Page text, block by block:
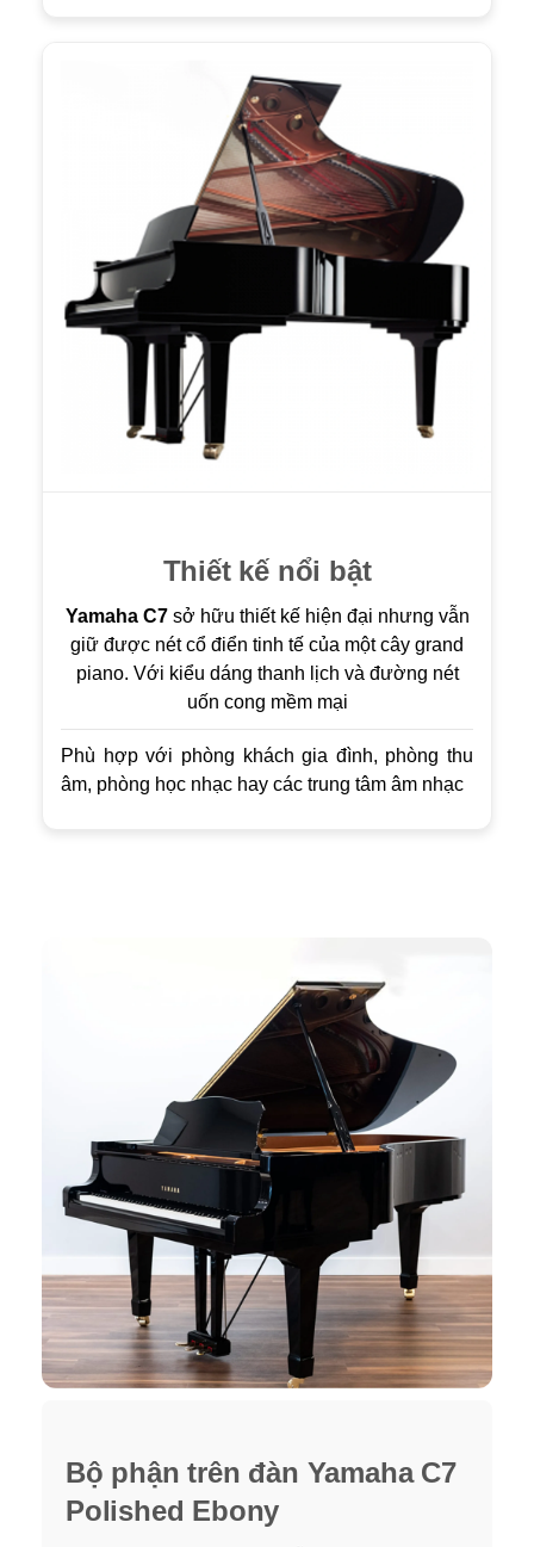
Thiết kế nổi bật
Yamaha C7sở hữu thiết kế hiện đại nhưng vẫn
giữ được nét cổ điển tinh tế của một cây grand
piano. Với kiểu dáng thanh lịch và đường nét
uốn cong mềm mại
Phù hợp với phòng khách gia đình, phòng thu
âm, phòng học nhạc hay các trung tâm âm nhạc
Bộ phận trên đàn Yamaha C7
Polished Ebony